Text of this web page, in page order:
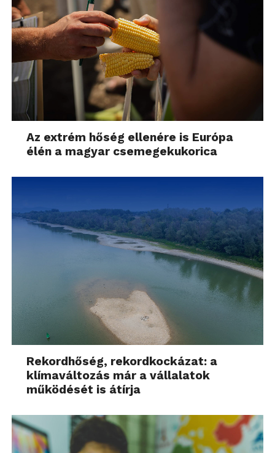
Az extrém hőség ellenére is Európa
élén a magyar csemegekukorica
Rekordhőség, rekordkockázat: a
klímaváltozás már a vállalatok
működését is átírja